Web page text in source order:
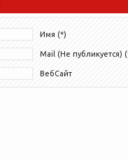
Имя (*)
Mail (Не публикуется)
ВебСайт